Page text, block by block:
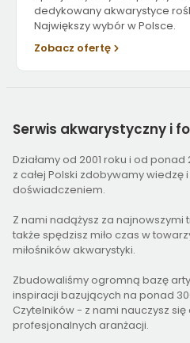
dedykowany akwarystyce
Największy wybór w Polsce.
Zobacz ofertę
Serwis akwarystyczny i
Działamy od 2001 roku i od
z całej Polski zdobywamy wiedzę
doświadczeniem.
Z nami nadążysz za
także spędzisz miło czas w
miłośników akwarystyki.
Zbudowaliśmy ogromną bazę
inspiracji bazujących na ponad
Czytelników - z nami nauczysz
profesjonalnych aranżacji.